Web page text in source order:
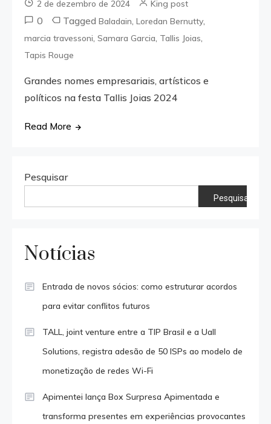
2 de dezembro de 2024 King post
0 TaggedBaladain ,Loredan Bernutty
marcia travessoni ,Samara Garcia Tallis Joias
Tapis Rouge
Grandes nomes empresariais, artísticos e
políticos na festa Tallis Joias 2024
Read More
Pesquisar
Pesquisar
Notícias
Entrada de novos sócios: como estruturar acordos
para evitar conflitos futuros
TALL, joint venture entre a TIP Brasil e a Uall
Solutions, registra adesão de 50 ISPs ao modelo de
monetização de redes Wi-Fi
Apimentei lança Box Surpresa Apimentada e
transforma presentes em experiências provocantes